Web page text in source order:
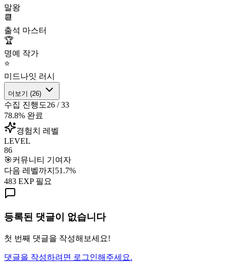
말왕
📆
출석 마스터
🏆
명예 작가
⭐
미드나잇 러시
더보기 (26)
수집 진행도26 /33
78.8% 완료
경험치 레벨
LEVEL
86
🎯커뮤니티 기여자
다음 레벨까지 51.7%
483 EXP 필요
등록된 댓글이 없습니다
첫 번째 댓글을 작성해보세요!
댓글을 작성하려면 로그인해주세요.